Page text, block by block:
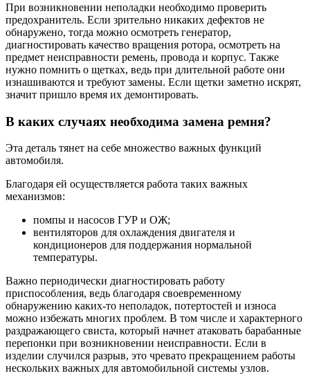
При возникновении неполадки необходимо проверить
предохранитель. Если зрительно никаких дефектов не
обнаружено, тогда можно осмотреть генератор,
диагностировать качество вращения ротора, осмотреть на
предмет неисправности ремень, провода и корпус. Также
нужно помнить о щетках, ведь при длительной работе они
изнашиваются и требуют замены. Если щетки заметно искрят,
значит пришло время их демонтировать.
В каких случаях необходима замена ремня?
Эта деталь тянет на себе множество важных функций
автомобиля.
Благодаря ей осуществляется работа таких важных
механизмов:
помпы и насосов ГУР и ОЖ;
вентиляторов для охлаждения двигателя и
кондиционеров для поддержания нормальной
температуры.
Важно периодически диагностировать работу
приспособления, ведь благодаря своевременному
обнаружению каких-то неполадок, потертостей и износа
можно избежать многих проблем. В том числе и характерного
раздражающего свиста, который начнет атаковать барабанные
перепонки при возникновении неисправности. Если в
изделии случился разрыв, это чревато прекращением работы
нескольких важных для автомобильной системы узлов.